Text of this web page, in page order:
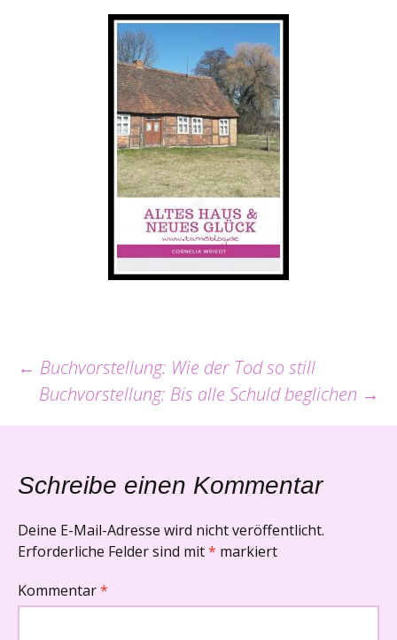
Beitrags-
Navigation
← Buchvorstellung: Wie der Tod so still
Buchvorstellung: Bis alle Schuld beglichen →
Schreibe einen Kommentar
Deine E-Mail-Adresse wird nicht veröffentlicht.
Erforderliche Felder sind mit* markiert
Kommentar*